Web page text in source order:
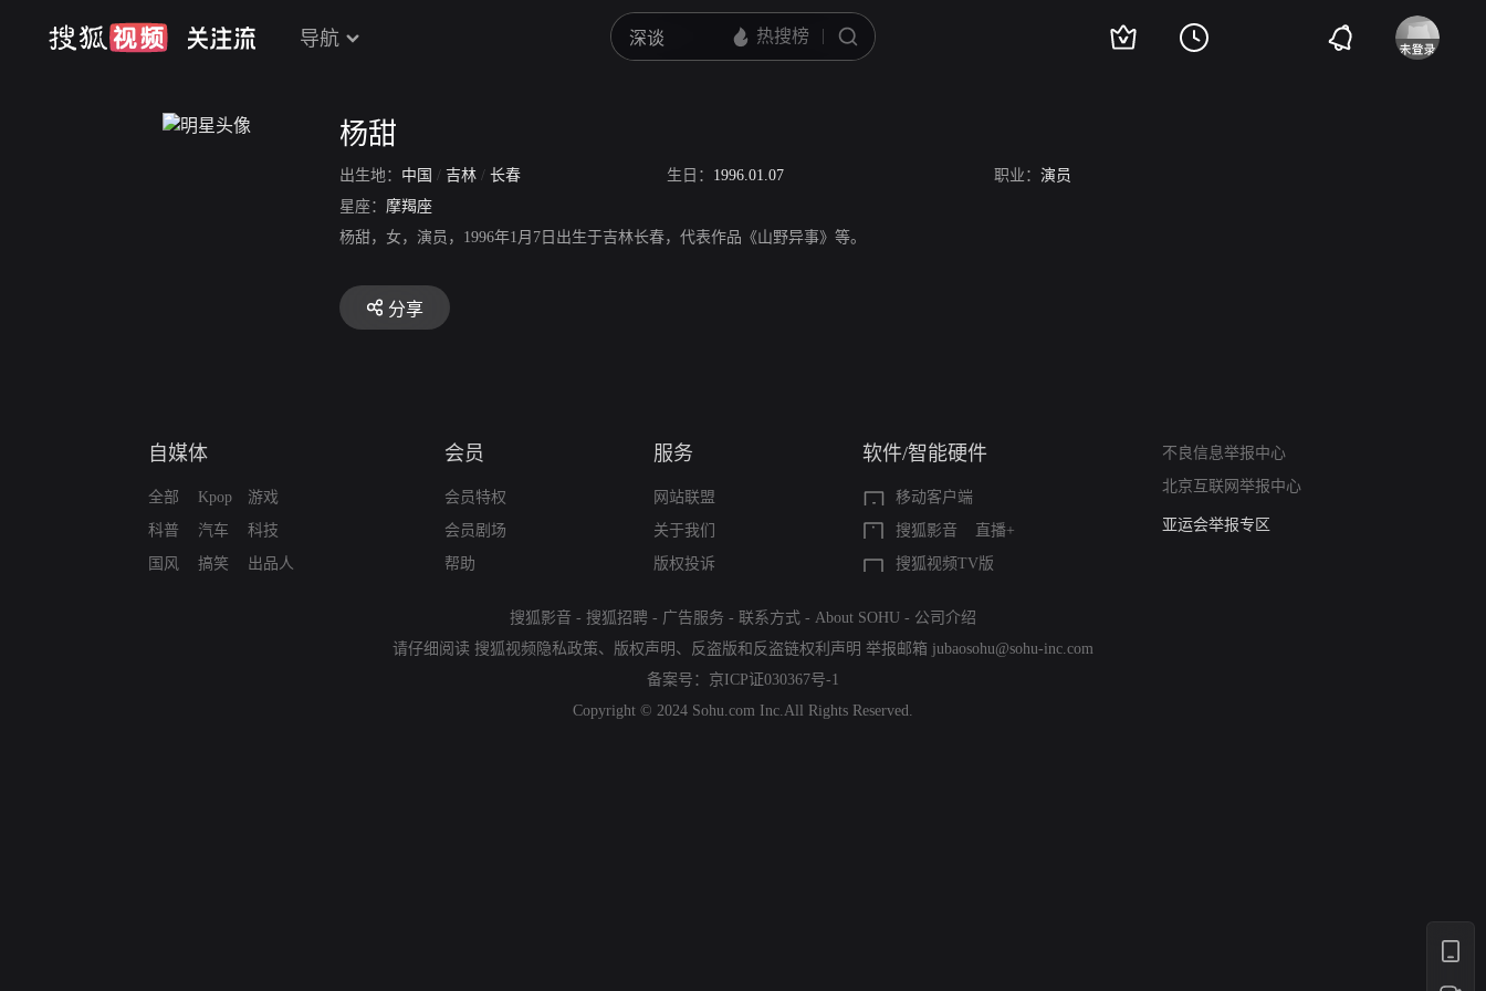
导航
杨甜
出生地： 中国 / 吉林 / 长春 生日： 1996.01.07 职业： 演员
星座： 摩羯座
杨甜，女，演员，1996年1月7日出生于吉林长春，代表作品《山野异事》等。
分享
自媒体
全部
科普
国风
Kpop
汽车
搞笑
游戏
科技
出品人
会员
会员特权
会员剧场
帮助
服务
网站联盟
关于我们
版权投诉
软件/智能硬件
移动客户端
搜狐影音
直播+
搜狐视频TV版
不良信息举报中心
北京互联网举报中心
算法推荐专项举报
亚运会举报专区
搜狐影音 - 搜狐招聘 - 广告服务 - 联系方式 - About SOHU - 公司介绍
请仔细阅读 搜狐视频隐私政策、 版权声明 、 反盗版和反盗链权利声明 举报邮箱 jubaosohu@sohu-inc.com
备案号： 京ICP证030367号-1
Copyright © 2024 Sohu.com Inc.All Rights Reserved.